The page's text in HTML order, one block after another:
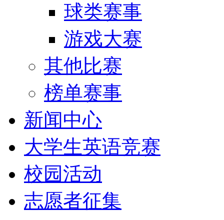
球类赛事
游戏大赛
其他比赛
榜单赛事
新闻中心
大学生英语竞赛
校园活动
志愿者征集